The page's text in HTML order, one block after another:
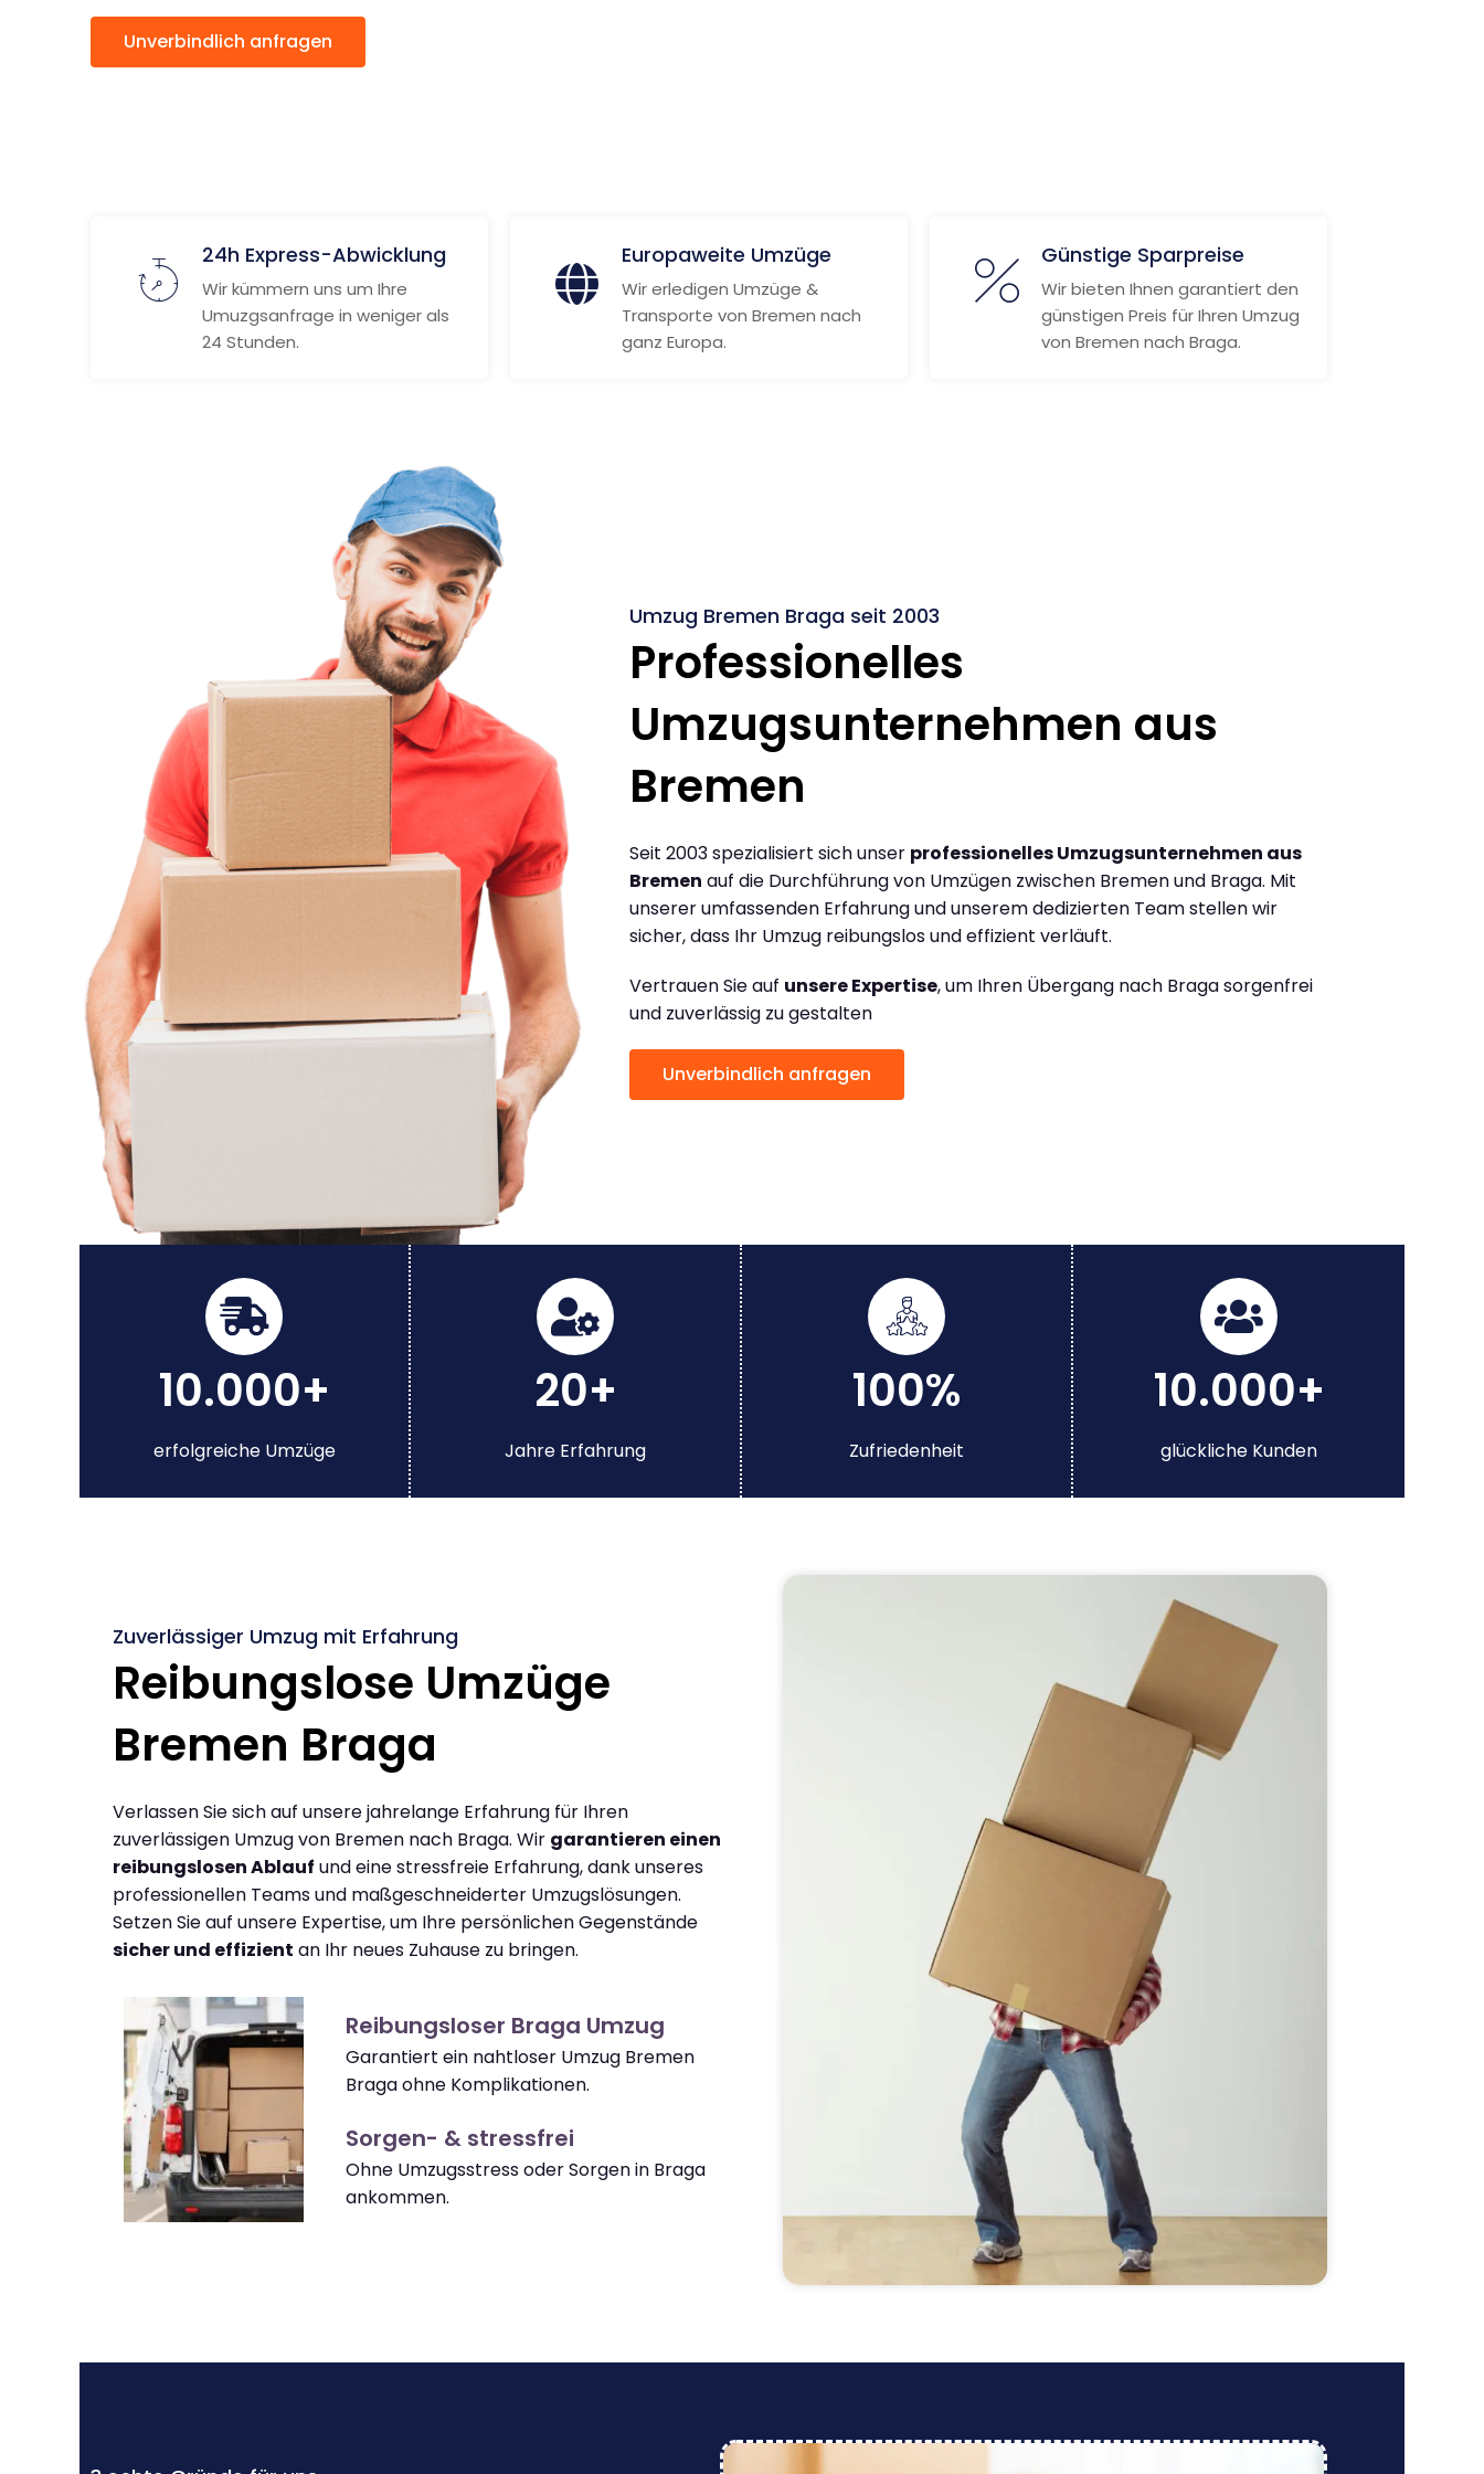
Unverbindlich anfragen
24h Express-Abwicklung
Wir kümmern uns um Ihre
Umuzgsanfrage in weniger als
24 Stunden.
Europaweite Umzüge
Wir erledigen Umzüge &
Transporte von Bremen nach
ganz Europa.
Günstige Sparpreise
Wir bieten Ihnen garantiert den
günstigen Preis für Ihren Umzug
von Bremen nach Braga.
Umzug Bremen Braga seit 2003
Professionelles
Umzugsunternehmen aus
Bremen
Seit 2003 spezialisiert sich unser professionelles Umzugsunternehmen aus
Bremen auf die Durchführung von Umzügen zwischen Bremen und Braga. Mit
unserer umfassenden Erfahrung und unserem dedizierten Team stellen wir
sicher, dass Ihr Umzug reibungslos und effizient verläuft.
Vertrauen Sie auf unsere Expertise, um Ihren Übergang nach Braga sorgenfrei
und zuverlässig zu gestalten
Unverbindlich anfragen
10.000+
erfolgreiche Umzüge
20+
Jahre Erfahrung
100%
Zufriedenheit
10.000+
glückliche Kunden
Zuverlässiger Umzug mit Erfahrung
Reibungslose Umzüge
Bremen Braga
Verlassen Sie sich auf unsere jahrelange Erfahrung für Ihren
zuverlässigen Umzug von Bremen nach Braga. Wir garantieren einen
reibungslosen Ablauf und eine stressfreie Erfahrung, dank unseres
professionellen Teams und maßgeschneiderter Umzugslösungen.
Setzen Sie auf unsere Expertise, um Ihre persönlichen Gegenstände
sicher und effizient an Ihr neues Zuhause zu bringen.
Reibungsloser Braga Umzug
Garantiert ein nahtloser Umzug Bremen
Braga ohne Komplikationen.
Sorgen- & stressfrei
Ohne Umzugsstress oder Sorgen in Braga
ankommen.